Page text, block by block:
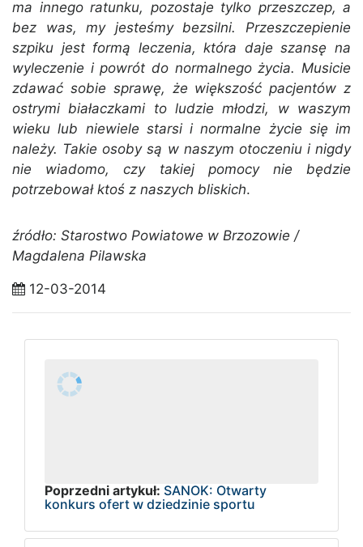
ma innego ratunku, pozostaje tylko przeszczep, a
bez was, my jesteśmy bezsilni. Przeszczepienie
szpiku jest formą leczenia, która daje szansę na
wyleczenie i powrót do normalnego życia. Musicie
zdawać sobie sprawę, że większość pacjentów z
ostrymi białaczkami to ludzie młodzi, w waszym
wieku lub niewiele starsi i normalne życie się im
należy. Takie osoby są w naszym otoczeniu i nigdy
nie wiadomo, czy takiej pomocy nie będzie
potrzebował ktoś z naszych bliskich.
źródło: Starostwo Powiatowe w Brzozowie /
Magdalena Pilawska
12-03-2014
Poprzedni artykuł: SANOK: Otwarty
konkurs ofert w dziedzinie sportu